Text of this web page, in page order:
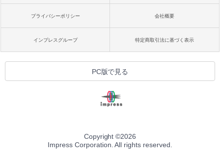
プライバシーポリシー 会社概要
インプレスグループ 特定商取引法に基づく表示
PC版で見る
Copyright ©2026
Impress Corporation. All rights reserved.